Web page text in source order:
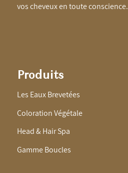
vos cheveux en toute conscience.
Produits
Les Eaux Brevetées
Coloration Végétale
Head & Hair Spa
Gamme Boucles